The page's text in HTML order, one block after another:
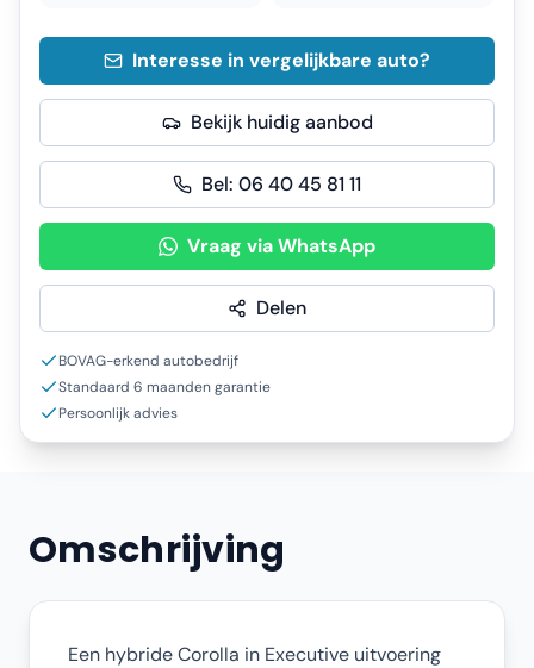
Interesse in vergelijkbare auto?
Bekijk huidig aanbod
Bel: 06 40 45 81 11
Vraag via WhatsApp
Delen
BOVAG-erkend autobedrijf
Standaard 6 maanden garantie
Persoonlijk advies
Omschrijving
Een hybride Corolla in Executive uitvoering